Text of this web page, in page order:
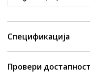
Спецификација
Провери